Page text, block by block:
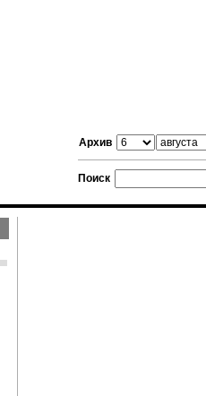
Архив
Поиск